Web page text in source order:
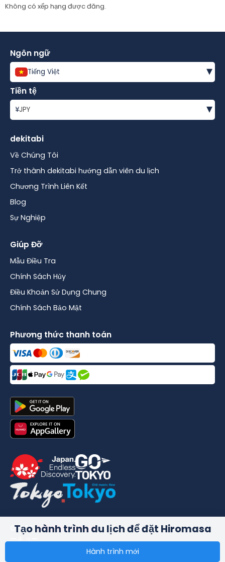
Tạo hành trình du lịch để đặt Hiromasa
Hành trình mới
Không có xếp hạng được đăng.
Ngôn ngữ
Tiếng Việt ▾
Tiền tệ
¥JPY ▾
dekitabi
Về Chúng Tôi
Trở thành dekitabi hướng dẫn viên du lịch
Chương Trình Liên Kết
Blog
Sự Nghiệp
Giúp Đỡ
Mẫu Điều Tra
Chính Sách Hủy
Điều Khoản Sử Dụng Chung
Chính Sách Bảo Mật
Phương thức thanh toán
©2026 合同会社dekitabi.Made in Tokyo. メード・イン・ト
ーキョー